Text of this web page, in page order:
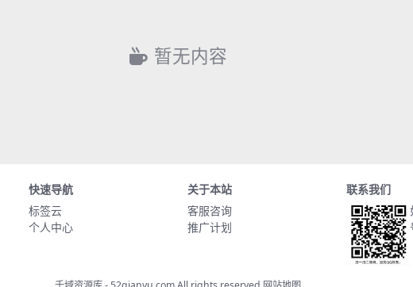
暂无内容
快速导航
标签云
个人中心
关于本站
客服咨询
推广计划
联系我们